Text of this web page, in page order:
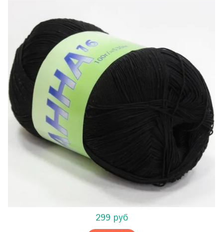
299 руб